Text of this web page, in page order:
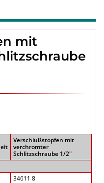
mit
Verschlußstopfen mit
verchromter
Schlitzschraube 1/2"
34611 8